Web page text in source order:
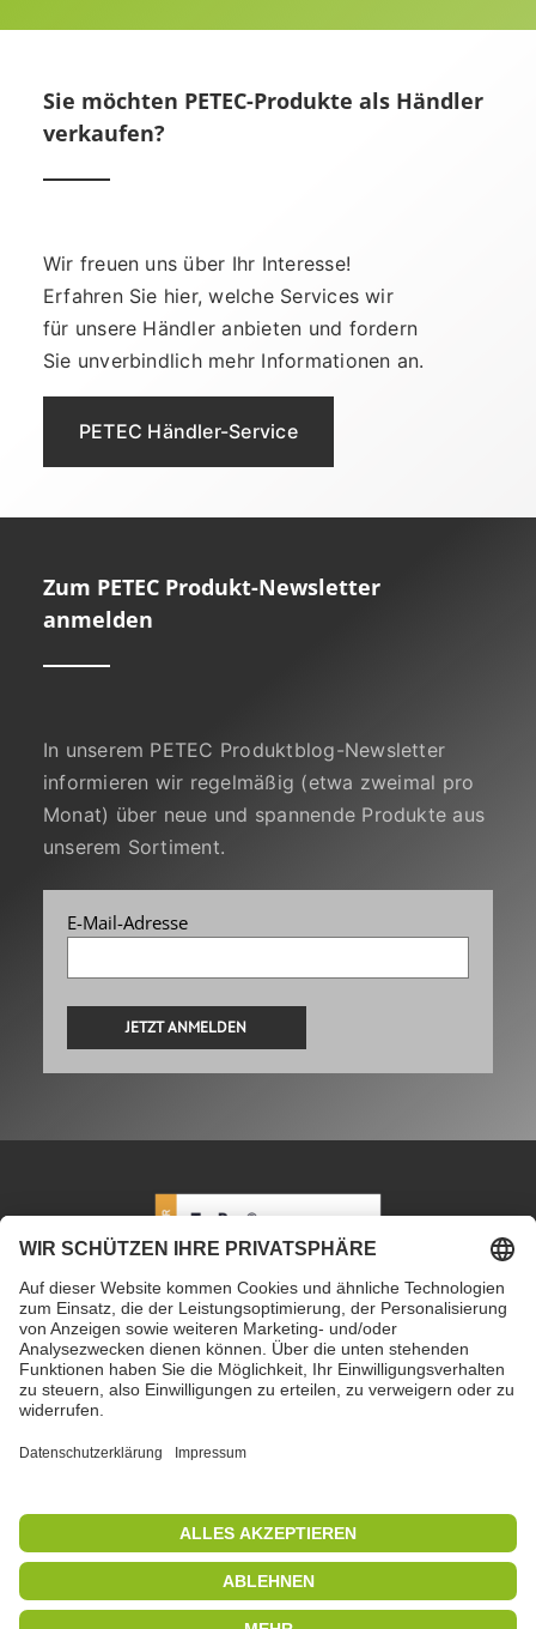
Sie möchten PETEC-Produkte als Händler
verkaufen?
Wir freuen uns über Ihr Interesse!
Erfahren Sie hier, welche Services wir
für unsere Händler anbieten und fordern
Sie unverbindlich mehr Informationen an.
PETEC Händler-Service
Zum PETEC Produkt-Newsletter
anmelden
In unserem PETEC Produktblog-Newsletter
informieren wir regelmäßig (etwa zweimal pro
Monat) über neue und spannende Produkte aus
unserem Sortiment.
E-Mail-Adresse
PETEC Verbindungstechnik GmbH | Wüstenbuch 26
96132 Schlüsselfeld | Deutschland | +49 9555 80994
0 | info@petec.de
Copyright 2019 | PETEC Verbindungstechnik GmbH